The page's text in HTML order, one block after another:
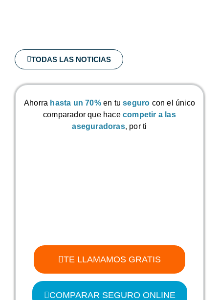
TODAS LAS NOTICIAS
Ahorra hasta un 70% en tuseguro con el único
comparador que hace competir a las
aseguradoras, por ti
TE LLAMAMOS GRATIS
COMPARAR SEGURO ONLINE